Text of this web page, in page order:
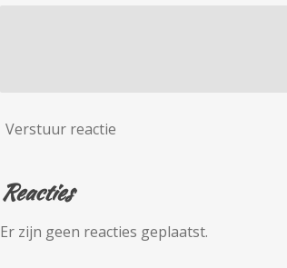
Verstuur reactie
Reacties
Er zijn geen reacties geplaatst.